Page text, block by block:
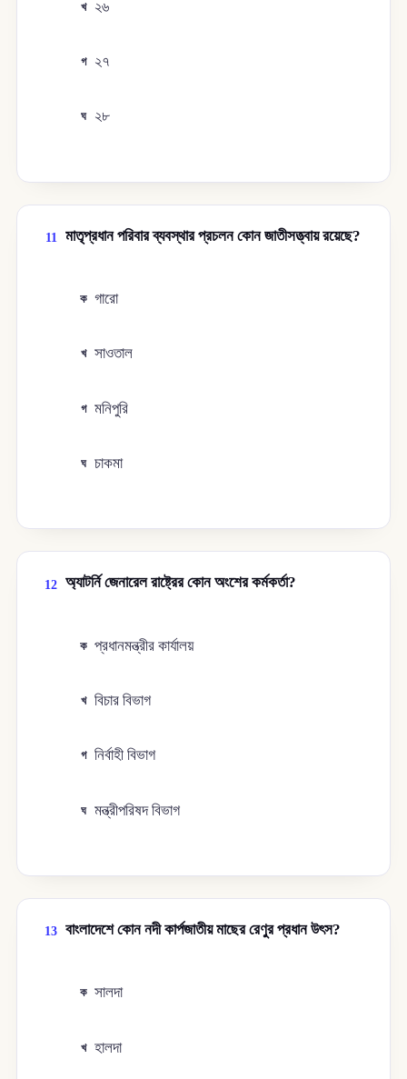
খ ২৬
গ ২৭
ঘ ২৮
11 মাতৃপ্রধান পরিবার ব্যবস্থার প্রচলন কোন জাতীসত্ত্বায় রয়েছে?
ক গারো
খ সাওতাল
গ মনিপুরি
ঘ চাকমা
12 অ্যাটর্নি জেনারেল রাষ্ট্রের কোন অংশের কর্মকর্তা?
ক প্রধানমন্ত্রীর কার্যালয়
খ বিচার বিভাগ
গ নির্বাহী বিভাগ
ঘ মন্ত্রীপরিষদ বিভাগ
13 বাংলাদেশে কোন নদী কার্পজাতীয় মাছের রেণুর প্রধান উৎস?
ক সালদা
খ হালদা